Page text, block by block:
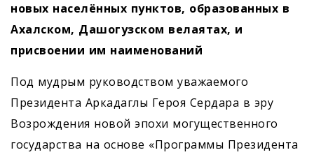
новых населённых пунктов, образованных в
Ахалском, Дашогузском велаятах, и
присвоении им наименований
Под мудрым руководством уважаемого
Президента Аркадаглы Героя Сердара в эру
Возрождения новой эпохи могущественного
государства на основе «Программы Президента